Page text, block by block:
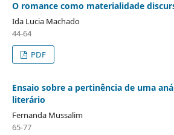
O romance como materialidade
Ida Lucia Machado
44-64
PDF
Ensaio sobre a pertinência de uma
literário
Fernanda Mussalim
65-77